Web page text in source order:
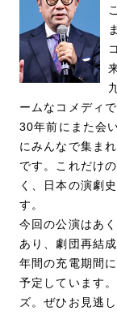
ームなコメディで
30年前にまた会
にみんなで集ま
です。これだけ
く、日本の演劇
す。
今回の公演はあ
あり、劇団再結
年間の充電期間
予定しています
ズ。ぜひお見逃し